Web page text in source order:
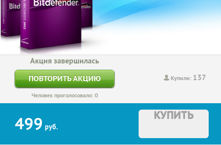
Купили: 137
Акция завершилась
ПОВТОРИТЬ АКЦИЮ
Человек проголосовало: 0
499 руб.
КУПИТЬ